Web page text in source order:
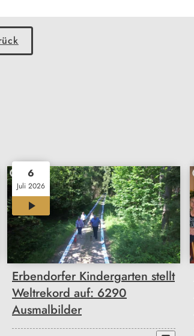
6
Juli 2026
00:41
Erbendorfer Kindergarten stellt
Weltrekord auf: 6290
Ausmalbilder